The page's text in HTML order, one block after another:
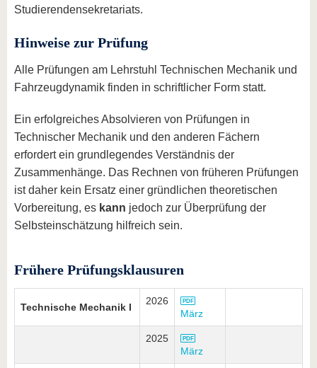
Studierendensekretariats.
Hinweise zur Prüfung
Alle Prüfungen am Lehrstuhl Technischen Mechanik und
Fahrzeugdynamik finden in schriftlicher Form statt.
Ein erfolgreiches Absolvieren von Prüfungen in
Technischer Mechanik und den anderen Fächern
erfordert ein grundlegendes Verständnis der
Zusammenhänge. Das Rechnen von früheren Prüfungen
ist daher kein Ersatz einer gründlichen theoretischen
Vorbereitung, es kann jedoch zur Überprüfung der
Selbsteinschätzung hilfreich sein.
Frühere Prüfungsklausuren
Technische Mechanik I
2026
März
2025
März